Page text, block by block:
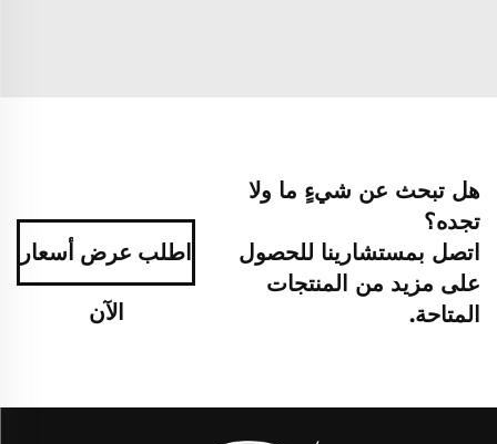
هل تبحث عن شيءٍ ما ولا
تجده؟
اتصل بمستشارينا للحصول
على مزيد من المنتجات
المتاحة.
اطلب عرض أسعار
الآن